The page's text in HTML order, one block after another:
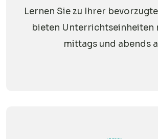
Lernen Sie zu Ihrer
bieten Unterrichtseinheiten
mittags und abends